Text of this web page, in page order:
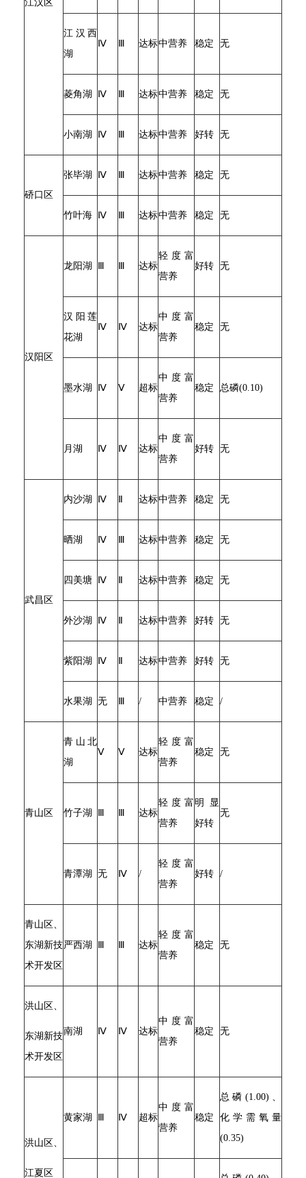
江汉区
江汉西
湖
Ⅳ 达标中营养 稳定 无
菱角湖 Ⅳ 达标中营养 稳定 无
小南湖 Ⅳ 达标中营养 好转 无
硚口区
张毕湖 Ⅳ 达标中营养 稳定 无
竹叶海 Ⅳ 达标中营养 稳定 无
汉阳区
龙阳湖 达标
轻度富
营养
好转 无
汉阳莲
花湖
Ⅳ Ⅳ 达标
中度富
营养
稳定 无
墨水湖 Ⅳ Ⅴ 超标
中度富
营养
稳定 总磷(0.10)
月湖 Ⅳ Ⅳ 达标
中度富
营养
好转 无
武昌区
内沙湖 Ⅳ 达标中营养 稳定 无
晒湖 Ⅳ 达标中营养 稳定 无
四美塘 Ⅳ 达标中营养 稳定 无
外沙湖 Ⅳ 达标中营养 好转 无
紫阳湖 Ⅳ 达标中营养 好转 无
水果湖 无 / 中营养 稳定 /
青山区
青山北
湖
Ⅴ Ⅴ 达标
轻度富
营养
稳定 无
竹子湖 达标
轻度富
营养
明显
好转
无
青潭湖 无 Ⅳ /
轻度富
营养
好转 /
青山区、
东湖新技
术开发区
严西湖 达标
轻度富
营养
稳定 无
洪山区、
东湖新技
术开发区
南湖 Ⅳ Ⅳ 达标
中度富
营养
稳定 无
洪山区、
江夏区
黄家湖 Ⅳ 超标
中度富
营养
稳定
总磷(1.00)、
化学需氧量
(0.35)